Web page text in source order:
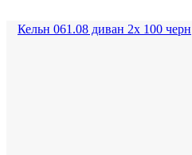
Кельн 061.08 диван 2х 100 черн